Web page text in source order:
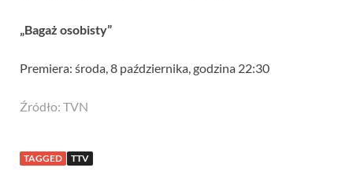
„Bagaż osobisty”
Premiera: środa, 8 października, godzina 22:30
Źródło: TVN
TAGGED TTV